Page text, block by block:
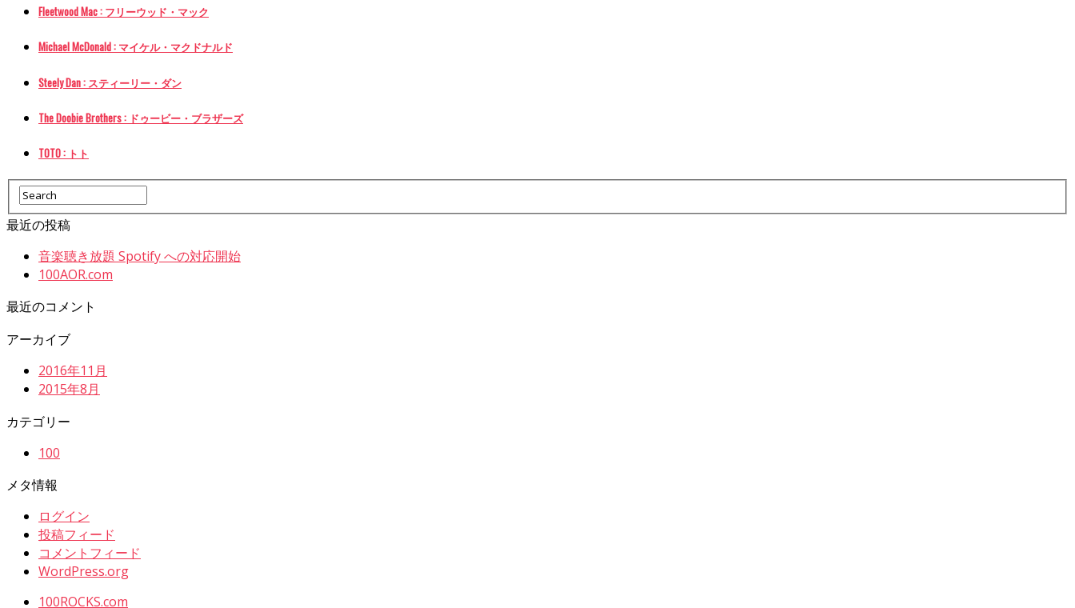
Fleetwood Mac : フリーウッド・マック
Michael McDonald : マイケル・マクドナルド
Steely Dan : スティーリー・ダン
The Doobie Brothers : ドゥービー・ブラザーズ
TOTO : トト
最近の投稿
音楽聴き放題 Spotify への対応開始
100AOR.com
最近のコメント
アーカイブ
2016年11月
2015年8月
カテゴリー
100
メタ情報
ログイン
投稿フィード
コメントフィード
WordPress.org
100ROCKS.com